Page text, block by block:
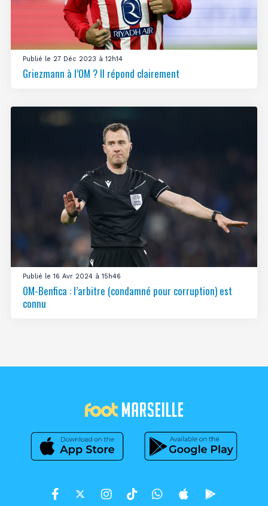
Publié le 27 Déc 2023 à 12h14
Griezmann à l’OM ? Il répond clairement
Publié le 16 Avr 2024 à 15h46
OM-Benfica : l’arbitre (condamné pour corruption) est
connu